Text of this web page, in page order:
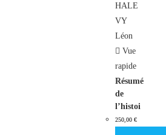
Vue
rapide
Résumé
de
l’histoi
re des
250,00€